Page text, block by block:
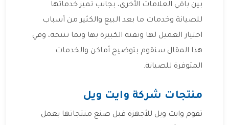
بين باقي العلامات الأخرى، بجانب تميز خدماتها
للصيانة وخدمات ما بعد البيع والكثير من أسباب
اختيار العميل لها وثقته الكبيرة بها وبما تنتجه، وفي
هذا المقال سنقوم بتوضيح أماكن والخدمات
المتوفرة للصيانة.
منتجات شركة وايت ويل
تقوم وايت ويل للأجهزة قبل صنع منتجاتها بعمل